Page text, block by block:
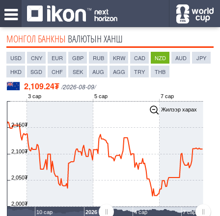
МОНГОЛ БАНКНЫ ВАЛЮТЫН ХАНШ
USD CNY EUR GBP RUB KRW CAD NZD AUD
JPY
HKD
SGD CHF SEK AUG AGG TRY THB
2,109.24₮/2026-08-09/